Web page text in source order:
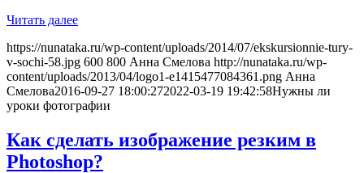
Читать далее
https://nunataka.ru/wp-content/uploads/2014/07/ekskursionnie-tury-
v-sochi-58.jpg 600 800 Анна Смелова http://nunataka.ru/wp-
content/uploads/2013/04/logo1-e1415477084361.png Анна
Смелова2016-09-27 18:00:272022-03-19 19:42:58Нужны ли
уроки фотографии
Как сделать изображение резким в
Photoshop?